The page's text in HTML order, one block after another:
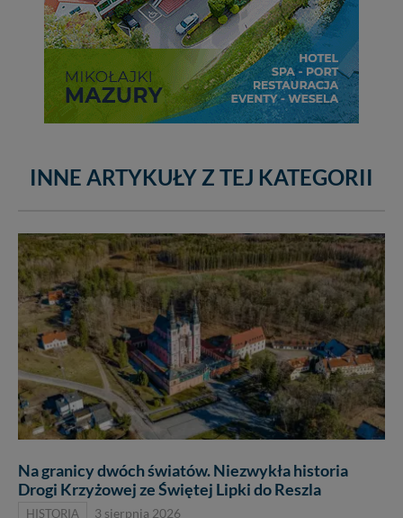
INNE ARTYKUŁY Z TEJ KATEGORII
Na granicy dwóch światów. Niezwykła historia
Drogi Krzyżowej ze Świętej Lipki do Reszla
HISTORIA 3 sierpnia 2026